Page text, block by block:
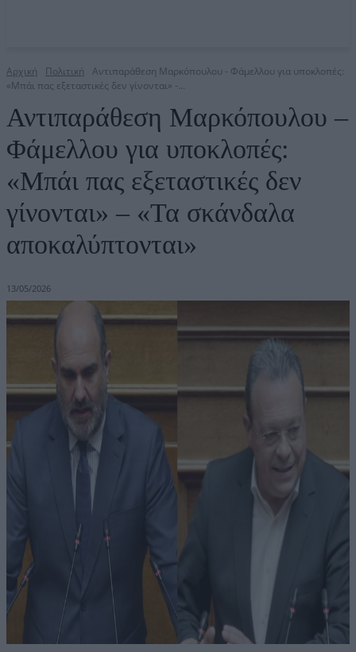
Αρχική Πολιτική
Αντιπαράθεση Μαρκόπουλου - Φάμελλου για υποκλοπές:
«Μπάι πας εξεταστικές δεν γίνονται» -...
Αντιπαράθεση Μαρκόπουλου –
Φάμελλου για υποκλοπές:
«Μπάι πας εξεταστικές δεν
γίνονται» – «Τα σκάνδαλα
αποκαλύπτονται»
13/05/2026